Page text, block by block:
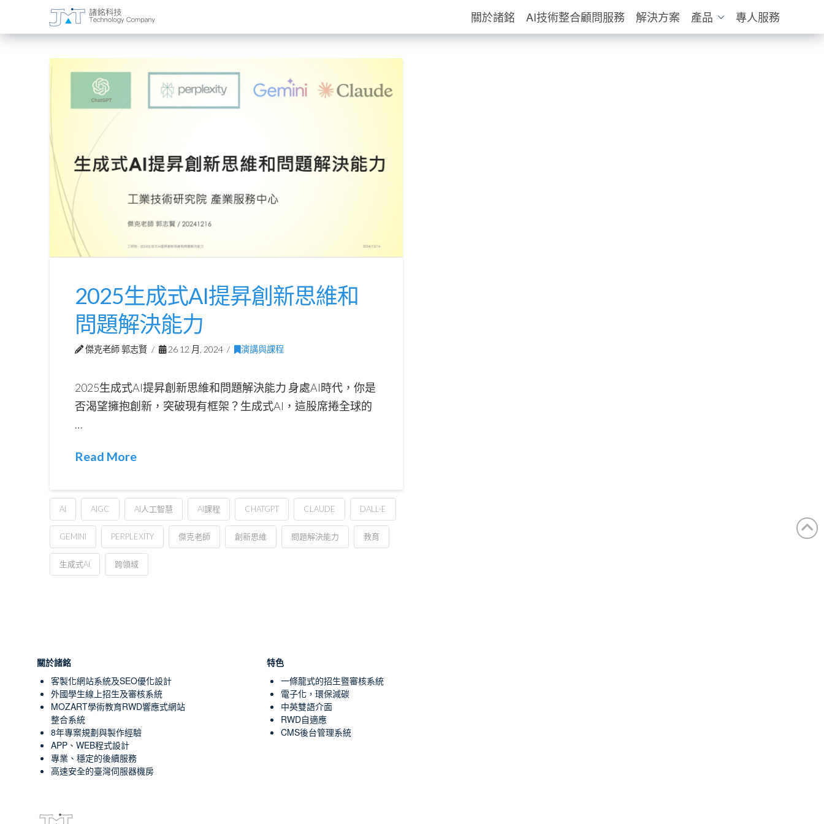
關於諸銘 AI技術整合顧問服務 解決方案 產品 專人服務
2025生成式AI提昇創新思維和
問題解決能力
傑克老師 郭志賢 26 12 月, 2024 演講與課程
2025生成式AI提昇創新思維和問題解決能力 身處AI時代，你是
否渴望擁抱創新，突破現有框架？生成式AI，這股席捲全球的
…
Read More
AI AIGC AI人工智慧 AI課程 CHATGPT CLAUDE DALL-E
GEMINI PERPLEXITY 傑克老師 創新思維 問題解決能力 教育
生成式AI 跨領域
關於諸銘
客製化網站系統及SEO優化設計
外國學生線上招生及審核系統
MOZART學術教育RWD響應式網站
整合系統
8年專案規劃與製作經驗
APP、WEB程式設計
專業、穩定的後續服務
高速安全的臺灣伺服器機房
特色
一條龍式的招生暨審核系統
電子化，環保減碳
中英雙語介面
RWD自適應
CMS後台管理系統